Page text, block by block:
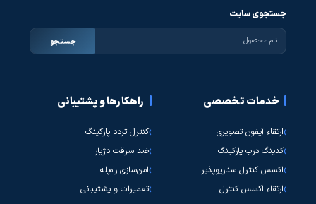
جستجوی سایت
جستجو
خدمات تخصصی
ارتقاء آیفون تصویری
کدینگ درب پارکینگ
اکسس کنترل سناریوپذیر
ارتقاء اکسس کنترل
راهکارها و پشتیبانی
کنترل تردد پارکینگ
ضد سرقت دژیار
امن‌سازی راه‌پله
تعمیرات و پشتیبانی